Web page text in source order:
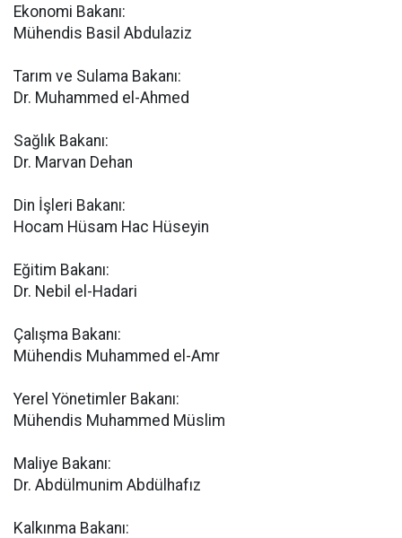
Ekonomi Bakanı:
Mühendis Basil Abdulaziz
Tarım ve Sulama Bakanı:
Dr. Muhammed el-Ahmed
Sağlık Bakanı:
Dr. Marvan Dehan
Din İşleri Bakanı:
Hocam Hüsam Hac Hüseyin
Eğitim Bakanı:
Dr. Nebil el-Hadari
Çalışma Bakanı:
Mühendis Muhammed el-Amr
Yerel Yönetimler Bakanı:
Mühendis Muhammed Müslim
Maliye Bakanı:
Dr. Abdülmunim Abdülhafız
Kalkınma Bakanı: